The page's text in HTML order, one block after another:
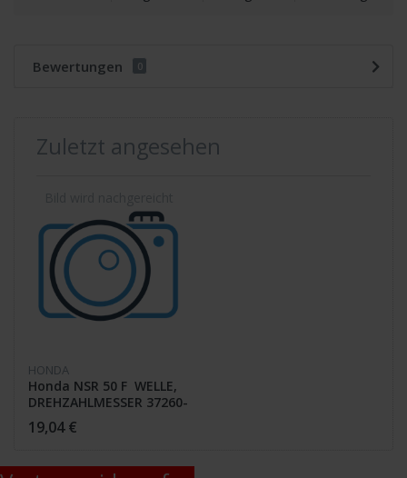
Bewertungen 0
Zuletzt angesehen
HONDA
Honda NSR 50 F WELLE,
DREHZAHLMESSER 37260-
GE2-000 /
19,04 €